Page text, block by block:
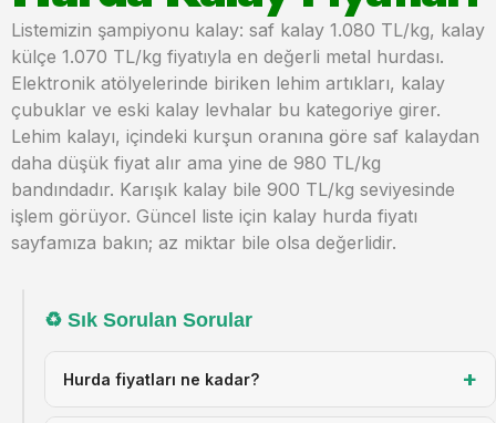
Listemizin şampiyonu kalay: saf kalay 1.080 TL/kg, kalay
külçe 1.070 TL/kg fiyatıyla en değerli metal hurdası.
Elektronik atölyelerinde biriken lehim artıkları, kalay
çubuklar ve eski kalay levhalar bu kategoriye girer.
Lehim kalayı, içindeki kurşun oranına göre saf kalaydan
daha düşük fiyat alır ama yine de 980 TL/kg
bandındadır. Karışık kalay bile 900 TL/kg seviyesinde
işlem görüyor. Güncel liste için kalay hurda fiyatı
sayfamıza bakın; az miktar bile olsa değerlidir.
♻
Fiyat
♻ Sık Sorulan Sorular
Hurda fiyatları ne kadar? +